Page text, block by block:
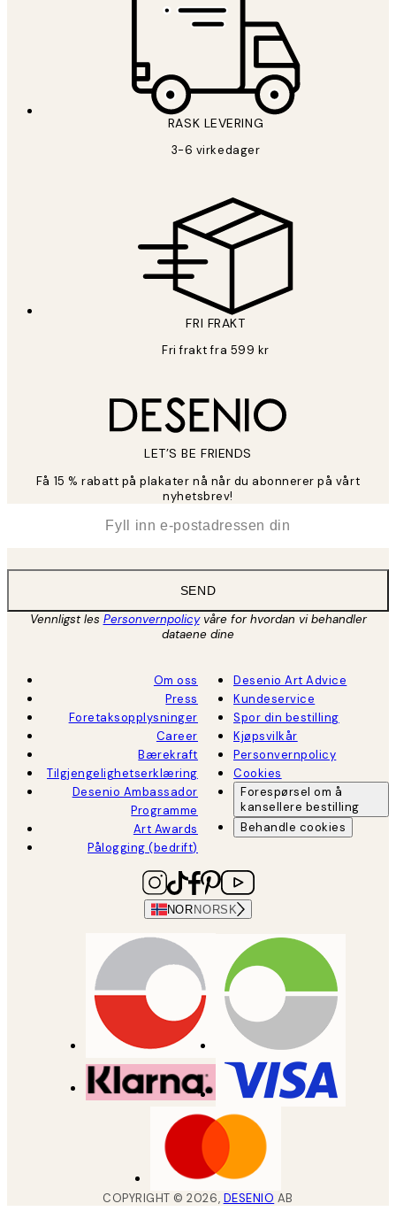
RASK LEVERING
3-6 virkedager
FRI FRAKT
Fri frakt fra 599 kr
LET’S BE FRIENDS
Få 15 % rabatt på plakater nå når du abonnerer på vårt
nyhetsbrev!
SEND
Vennligst les Personvernpolicyvåre for hvordan vi behandler
dataene dine
Om oss
Press
Foretaksopplysninger
Career
Bærekraft
Tilgjengelighetserklæring
Desenio Ambassador
Programme
Art Awards
Pålogging (bedrift)
Desenio Art Advice
Kundeservice
Spor din bestilling
Kjøpsvilkår
Personvernpolicy
Cookies
Forespørsel om å
kansellere bestilling
Behandle cookies
NOR NORSK
COPYRIGHT ©2026, DESENIO AB